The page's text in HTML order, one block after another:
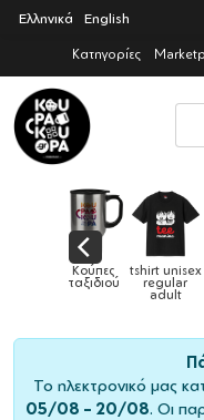
Ελληνικά English
Κατηγορίες
Drill
Καπέλα
Καπέλα
ενηλίκων
Το ηλεκτρονικό μας
05/08 – 20/08. Οι